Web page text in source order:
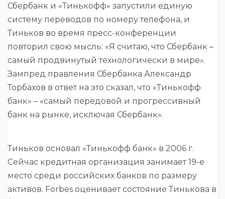
Сбербанк и «Тинькофф» запустили единую
систему переводов по номеру телефона, и
Тиньков во время пресс-конференции
повторил свою мысль: «Я считаю, что Сбербанк –
самый продвинутый технологически в мире».
Зампред правления Сбербанка Александр
Торбахов в ответ на это сказал, что «Тинькофф
банк» – «самый передовой и прогрессивный
банк на рынке, исключая Сбербанк».
Тиньков основал «Тинькофф банк» в 2006 г.
Сейчас кредитная организация занимает 19-е
место среди российских банков по размеру
активов. Forbes оценивает состояние Тинькова в